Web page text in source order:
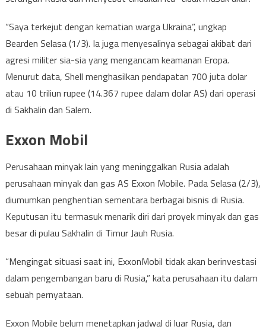
“Saya terkejut dengan kematian warga Ukraina”, ungkap
Bearden Selasa (1/3). Ia juga menyesalinya sebagai akibat dari
agresi militer sia-sia yang mengancam keamanan Eropa.
Menurut data, Shell menghasilkan pendapatan 700 juta dolar
atau 10 triliun rupee (14.367 rupee dalam dolar AS) dari operasi
di Sakhalin dan Salem.
Exxon Mobil
Perusahaan minyak lain yang meninggalkan Rusia adalah
perusahaan minyak dan gas AS Exxon Mobile. Pada Selasa (2/3),
diumumkan penghentian sementara berbagai bisnis di Rusia.
Keputusan itu termasuk menarik diri dari proyek minyak dan gas
besar di pulau Sakhalin di Timur Jauh Rusia.
“Mengingat situasi saat ini, ExxonMobil tidak akan berinvestasi
dalam pengembangan baru di Rusia,” kata perusahaan itu dalam
sebuah pernyataan.
Exxon Mobile belum menetapkan jadwal di luar Rusia, dan